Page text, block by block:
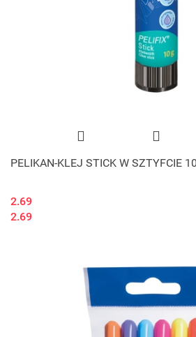
PELIKAN-KLEJ STICK W SZTYFCIE
2.69
2.69